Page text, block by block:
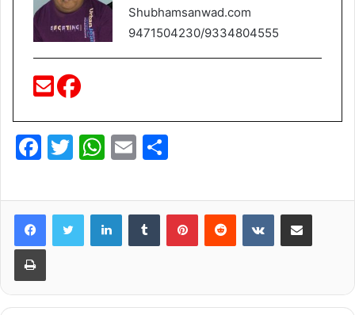
Shubhamsanwad.com
9471504230/9334804555
F
c
e
b
o
o
T
itt
er
W
at
s
A
p
E
ai
l
ar
e
LinkedInTumblr PinterestReddit VKontakteShare via Email
Print